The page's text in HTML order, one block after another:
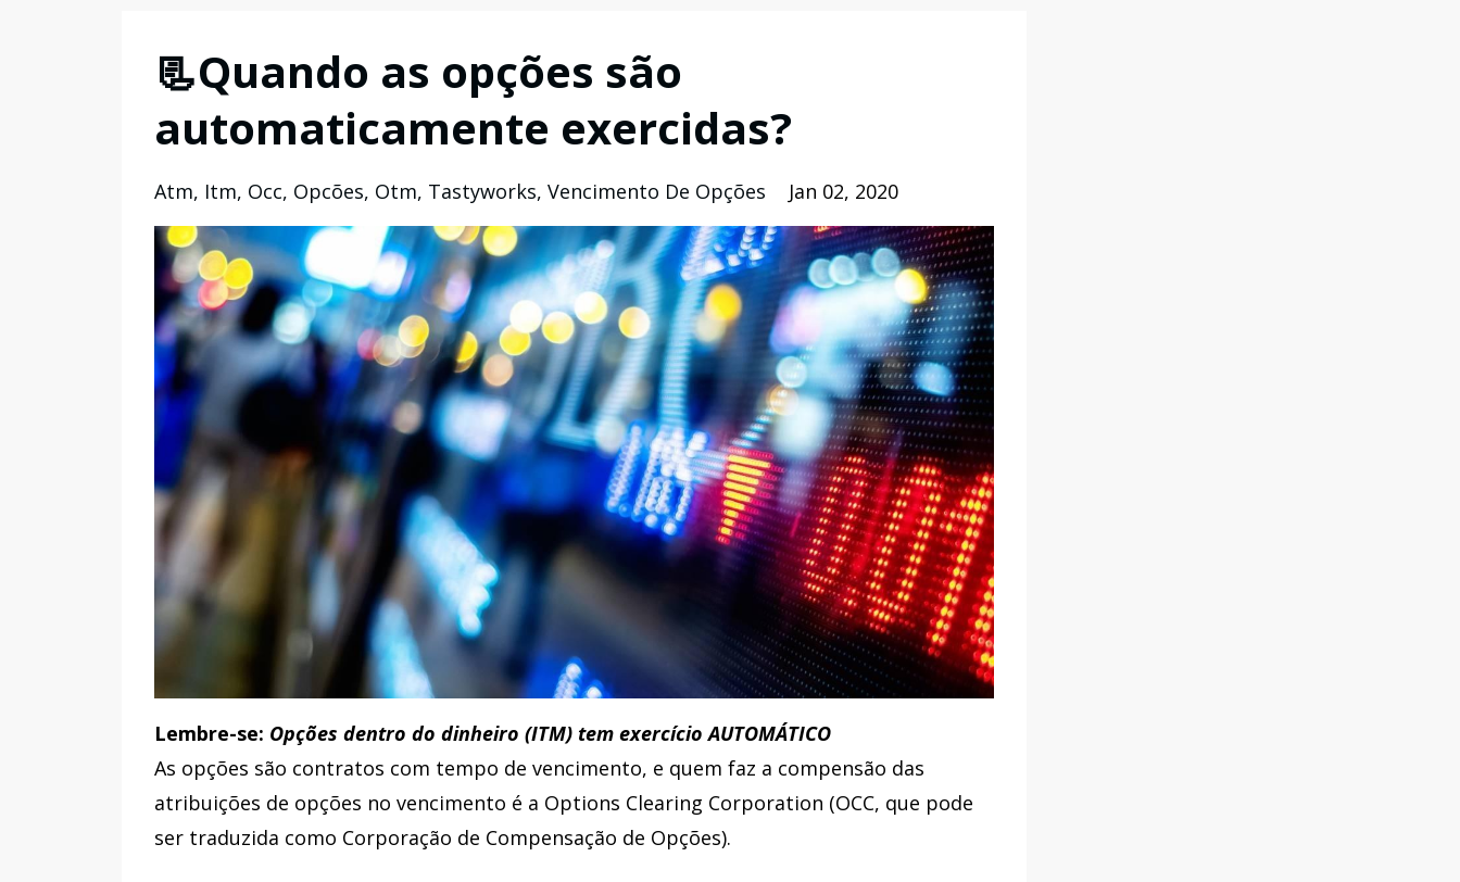
📃Quando as opções são
automaticamente exercidas?
Atm Itm Occ Opcões Otm Tastyworks Vencimento De Opções Jan 02, 2020
Lembre-se: Opções dentro do dinheiro (ITM) tem exercício AUTOMÁTICO
As opções são contratos com tempo de vencimento, e quem faz a compensão das
atribuições de opções no vencimento é a Options Clearing Corporation (OCC, que pode
ser traduzida como Corporação de Compensação de Opções).